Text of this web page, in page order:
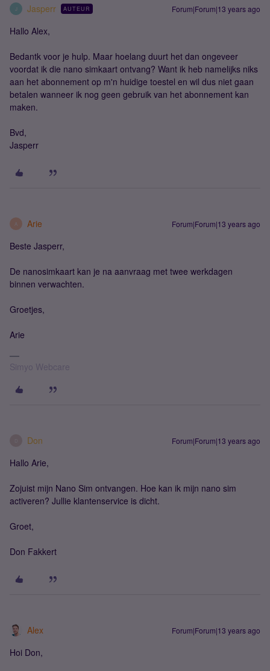
J Jasperr AUTEUR Forum|Forum|13 years ago
Hallo Alex,
Bedantk voor je hulp. Maar hoelang duurt het dan ongeveer
voordat ik die nano simkaart ontvang? Want ik heb namelijks niks
aan het abonnement op m'n huidige toestel en wil dus niet gaan
betalen wanneer ik nog geen gebruik van het abonnement kan
maken.
Bvd,
Jasperr
A Arie Forum|Forum|13 years ago
Beste Jasperr,
De nanosimkaart kan je na aanvraag met twee werkdagen
binnen verwachten.
Groetjes,
Arie
Simyo Webcare
Don Forum|Forum|13 years ago
Hallo Arie,
Zojuist mijn Nano Sim ontvangen. Hoe kan ik mijn nano sim
activeren? Jullie klantenservice is dicht.
Groet,
Don Fakkert
Alex Forum|Forum|13 years ago
Hoi Don,